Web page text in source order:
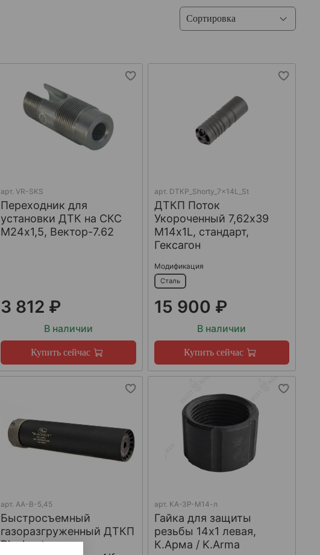
арт.VR-SKS
Переходник для
установки ДТК на СКС
М24х1,5, Вектор-7.62
3 812 ₽
В наличии
Купить сейчас
арт. DTKP_Shorty_7x14L_St
ДТКП Поток
Укороченный 7,62х39
М14х1L, стандарт,
Гексагон
Модификация
Сталь
15 900 ₽
В наличии
Купить сейчас
арт. AA-B-5,45
Быстросъемный
газоразгруженный ДТКП
Blackout
арт. КА-ЗР-М14-л
Гайка для защиты
резьбы 14x1 левая,
К.Арма / K.Arma